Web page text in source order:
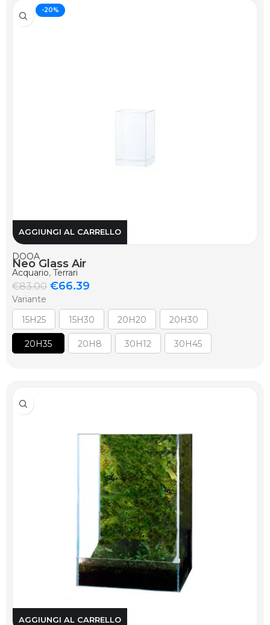
-20%
AGGIUNGI AL CARRELLO
DOOA
Neo Glass Air
Acquario, Terrari
€83.00 €66.39
Variante
15H25
15H30 20H20 20H30
20H35 20H8 30H12 30H45
AGGIUNGI AL CARRELLO